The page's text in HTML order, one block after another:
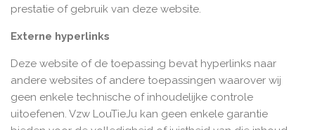
prestatie of gebruik van deze website.
Externe hyperlinks
Deze website of de toepassing bevat hyperlinks naar
andere websites of andere toepassingen waarover wij
geen enkele technische of inhoudelijke controle
uitoefenen. Vzw LouTieJu kan geen enkele garantie